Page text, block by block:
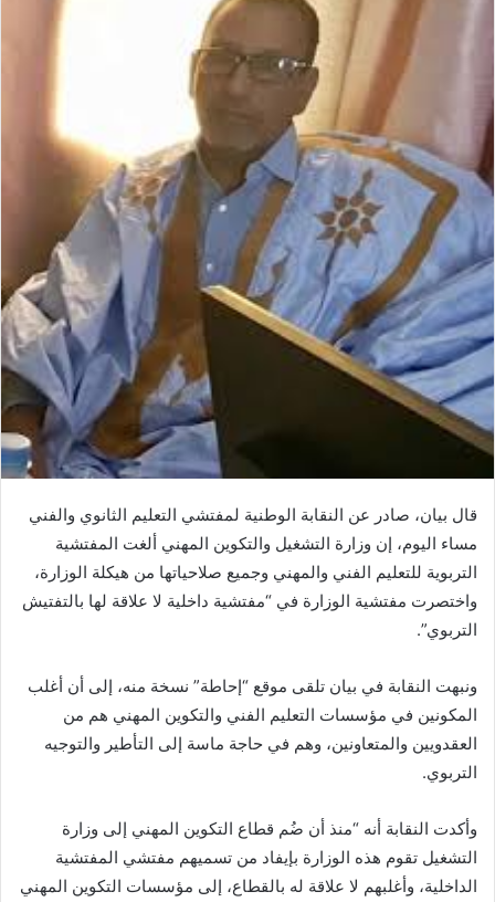
قال بيان، صادر عن النقابة الوطنية لمفتشي التعليم الثانوي والفني
مساء اليوم، إن وزارة التشغيل والتكوين المهني ألغت المفتشية
التربوية للتعليم الفني والمهني وجميع صلاحياتها من هيكلة الوزارة،
واختصرت مفتشية الوزارة في “مفتشية داخلية لا علاقة لها بالتفتيش
التربوي”.
ونبهت النقابة في بيان تلقى موقع “إحاطة” نسخة منه، إلى أن أغلب
المكونين في مؤسسات التعليم الفني والتكوين المهني هم من
العقدويين والمتعاونين، وهم في حاجة ماسة إلى التأطير والتوجيه
التربوي.
وأكدت النقابة أنه “منذ أن ضُم قطاع التكوين المهني إلى وزارة
التشغيل تقوم هذه الوزارة بإيفاد من تسميهم مفتشي المفتشية
الداخلية، وأغلبهم لا علاقة له بالقطاع، إلى مؤسسات التكوين المهني